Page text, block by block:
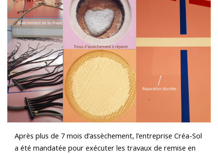
Après plus de 7 mois d’assèchement, l’entreprise Créa-Sol
a été mandatée pour exécuter les travaux de remise en